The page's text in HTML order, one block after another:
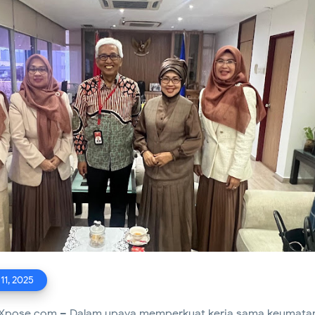
dan Pengabdian: FWJ Indonesia Siap Mengukuhkan
Patroli Malam, Antisipasi Tawuran dan Balap Liar Demi Jaga
Kewaspadaan Malam Hari, Babinsa Dampingi
Seluruh Wilayah Aman dari Genangan, Babinsa Siaga
2025